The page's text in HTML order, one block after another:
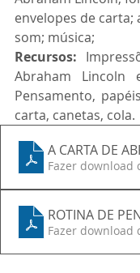
envelopes de carta;
som; música;
Recursos:
Abraham
Pensamento,
carta, canetas, cola.
A CARTA DE
Fazer download
ROTINA DE
Fazer download